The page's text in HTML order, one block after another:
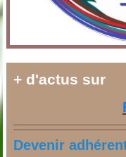
+ d'actus sur
Devenir